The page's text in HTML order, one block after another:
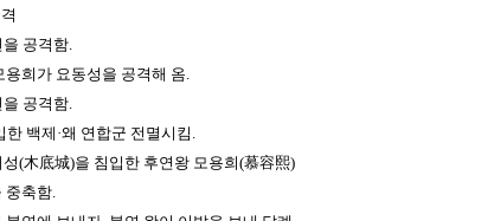
공격함.
희가 요동성을 공격해 옴.
공격함.
백제·왜 연합군 전멸시킴.
(木底城)을 침입한 후연왕 모용희(慕容熙)
중축함.